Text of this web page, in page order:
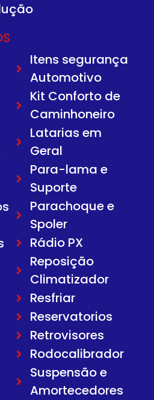
Itens segurança
Automotivo
Kit Conforto de
Caminhoneiro
Latarias em
Geral
Para-lama e
Suporte
Parachoque e
Spoler
Rádio PX
Reposição
Climatizador
Resfriar
Reservatorios
Retrovisores
Rodocalibrador
Suspensão e
Amortecedores